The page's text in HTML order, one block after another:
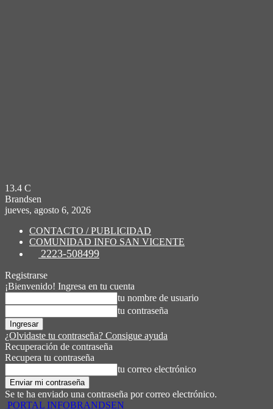
13.4 C
Brandsen
jueves, agosto 6, 2026
CONTACTO / PUBLICIDAD
COMUNIDAD INFO SAN VICENTE
2223-508499
Registrarse
¡Bienvenido! Ingresa en tu cuenta
tu nombre de usuario
tu contraseña
¿Olvidaste tu contraseña? Consigue ayuda
Recuperación de contraseña
Recupera tu contraseña
tu correo electrónico
Se te ha enviado una contraseña por correo electrónico.
PORTAL INFOBRANDSEN